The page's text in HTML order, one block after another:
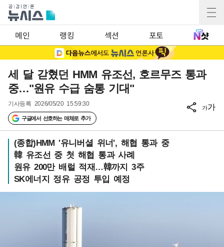
메인 랭킹 섹션 포토
세 달 갇혔던 HMM 유조선, 호르무즈 통과
중…"원유 수급 숨통 기대"
기사등록 2026/05/20 15:59:30
구글에서 선호하는 매체로 추가
가가
(종합)HMM '유니버셜 위너', 해협 통과 중
韓 유조선 중 첫 해협 통과 사례
원유 200만 배럴 적재…韓까지 3주
SK에너지 정유 공정 투입 예정